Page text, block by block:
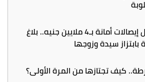
التبرع بكليته مقابل إيصالات أمانة بـ4 ملايين جنيه.. بلاغ
سيدة وزوجها
كيف تجتازها من المرة الأولى؟